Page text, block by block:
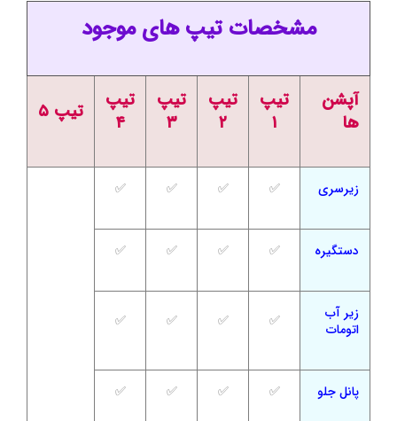
مشخصات تیپ های موجود
آپشن
ها
تیپ
۱
تیپ
۲
تیپ
۳
تیپ
۴
تیپ ۵
زیرسری ✅
✅
✅
✅
دستگیره ✅
✅
✅
✅
زیر آب
اتومات
✅
✅
✅
✅
پانل جلو ✅
✅
✅
✅